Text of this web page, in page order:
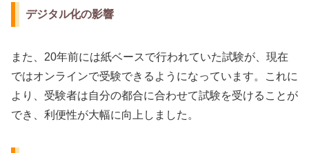
デジタル化の影響
また、20年前には紙ベースで行われていた試験が、現在
ではオンラインで受験できるようになっています。これに
より、受験者は自分の都合に合わせて試験を受けることが
でき、利便性が大幅に向上しました。